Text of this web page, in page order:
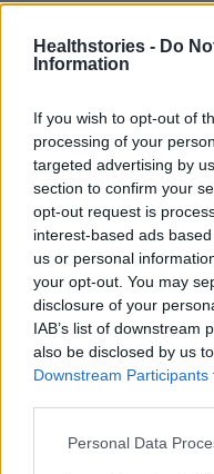
Healthstories - Do
Information
If you wish to opt-out of
processing of your
targeted advertising by
section to confirm your
opt-out request is
interest-based ads
us or personal
your opt-out. You may
disclosure of your
IAB’s list of downstream
also be disclosed by us
Downstream Participants
Personal Data
Πηγή: ΑΠΕ-ΜΠΕ
Photo Shutterstock
Διαβάστε επίσης
TAGS διαταραχή